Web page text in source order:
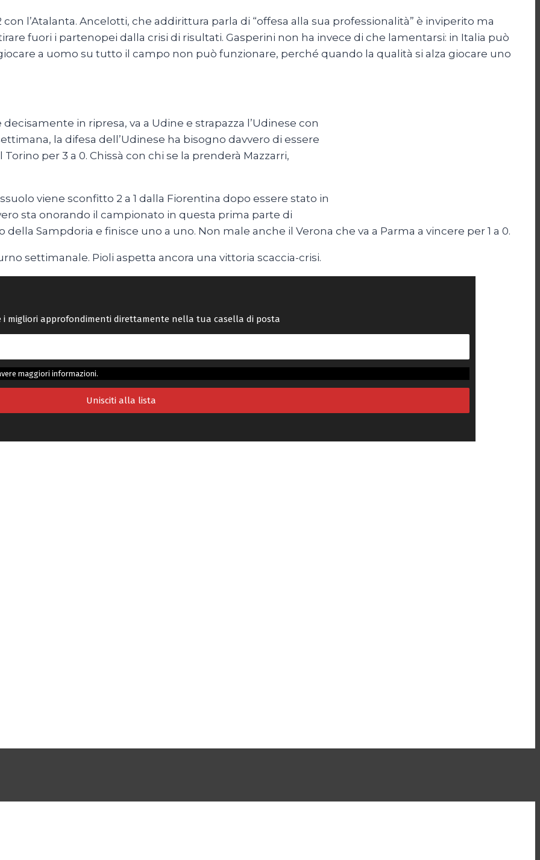
l’Atalanta. Ancelotti, che addirittura parla di “offesa alla sua professionalità” è inviperito ma
fuori i partenopei dalla crisi di risultati. Gasperini non ha invece di che lamentarsi: in Italia può
a uomo su tutto il campo non può funzionare, perché quando la qualità si alza giocare uno
in ripresa, va a Udine e strapazza l’Udinese con
la difesa dell’Udinese ha bisogno davvero di essere
per 3 a 0. Chissà con chi se la prenderà Mazzarri,
viene sconfitto 2 a 1 dalla Fiorentina dopo essere stato in
sta onorando il campionato in questa prima parte di
Sampdoria e finisce uno a uno. Non male anche il Verona che va a Parma a vincere per 1 a 0.
settimanale. Pioli aspetta ancora una vittoria scaccia-crisi.
migliori approfondimenti direttamente nella tua casella di posta
maggiori informazioni.